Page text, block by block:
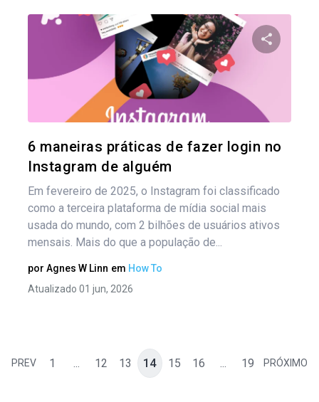
6 maneiras práticas de fazer login no
Instagram de alguém
Em fevereiro de 2025, o Instagram foi classificado
como a terceira plataforma de mídia social mais
usada do mundo, com 2 bilhões de usuários ativos
mensais. Mais do que a população de...
por Agnes W Linn em How To
Atualizado 01 jun, 2026
PREV 1 ... 12 13 14 15 16 ... 19 PRÓXIMO